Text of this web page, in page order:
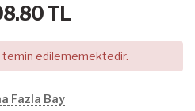
TL
temin edilememektedir.
Fazla Bay